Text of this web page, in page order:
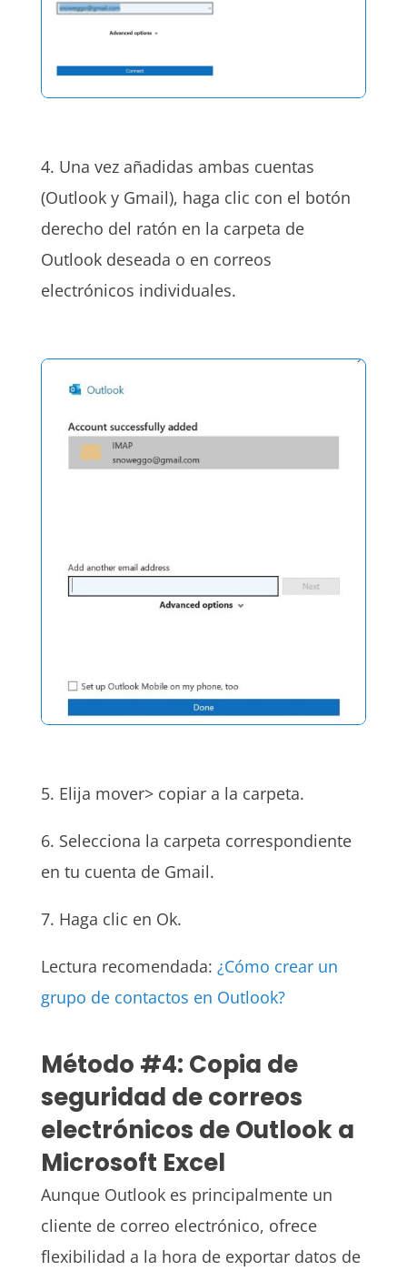
4. Una vez añadidas ambas cuentas
(Outlook y Gmail), haga clic con el botón
derecho del ratón en la carpeta de
Outlook deseada o en correos
electrónicos individuales.
5. Elija mover> copiar a la carpeta.
6. Selecciona la carpeta correspondiente
en tu cuenta de Gmail.
7. Haga clic en Ok.
Lectura recomendada: ¿Cómo crear un
grupo de contactos en Outlook?
Método #4: Copia de
seguridad de correos
electrónicos de Outlook a
Microsoft Excel
Aunque Outlook es principalmente un
cliente de correo electrónico, ofrece
flexibilidad a la hora de exportar datos de